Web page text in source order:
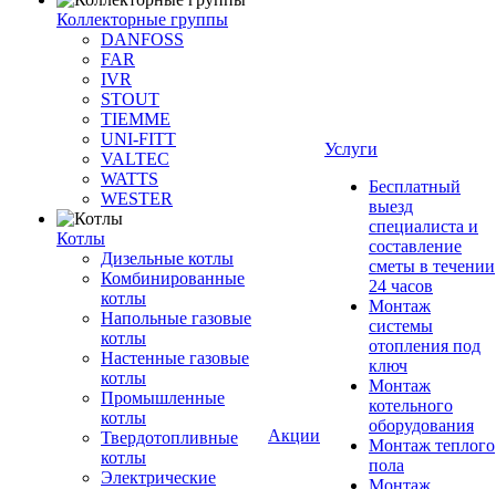
Коллекторные группы
DANFOSS
FAR
IVR
STOUT
TIEMME
UNI-FITT
VALTEC
WATTS
WESTER
Котлы
Дизельные котлы
Комбинированные
котлы
Напольные газовые
котлы
Настенные газовые
котлы
Промышленные
котлы
Твердотопливные
котлы
Электрические
Акции
Услуги
Бесплатный
выезд
специалиста и
составление
сметы в течении
24 часов
Монтаж
системы
отопления под
ключ
Монтаж
котельного
оборудования
Монтаж теплого
пола
Монтаж